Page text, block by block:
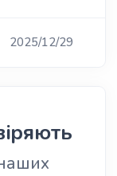
2025/12/29